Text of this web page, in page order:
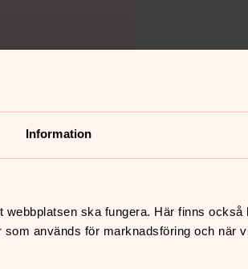
Information
ska fungera. Här finns
används för marknadsföring och när